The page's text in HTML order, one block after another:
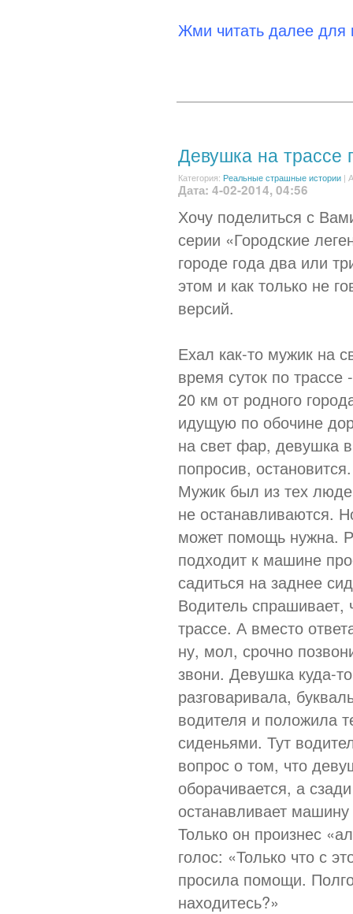
Жми читать далее для
Девушка на трассе
Категория: Реальные страшные истории |
Дата: 4-02-2014, 04:56
Хочу поделиться с
серии «Городские
городе года два или
этом и как только не
версий.
Ехал как-то мужик на
время суток по
20 км от родного
идущую по обочине
на свет фар, девушка
попросив, остановится.
Мужик был из тех
не останавливаются.
может помощь нужна.
подходит к машине
садиться на заднее
Водитель
трассе. А вместо
ну, мол, срочно
звони. Девушка куда-
разговаривала,
водителя и положила
сиденьями. Тут
вопрос о том, что
оборачивается, а
останавливает
Только он произнес
голос: «Только что с
просила помощи.
находитесь?»